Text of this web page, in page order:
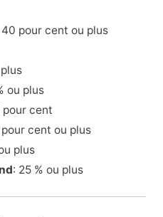
pour cent ou plus
ou plus
pour cent
pour cent ou plus
plus
: 25 % ou plus